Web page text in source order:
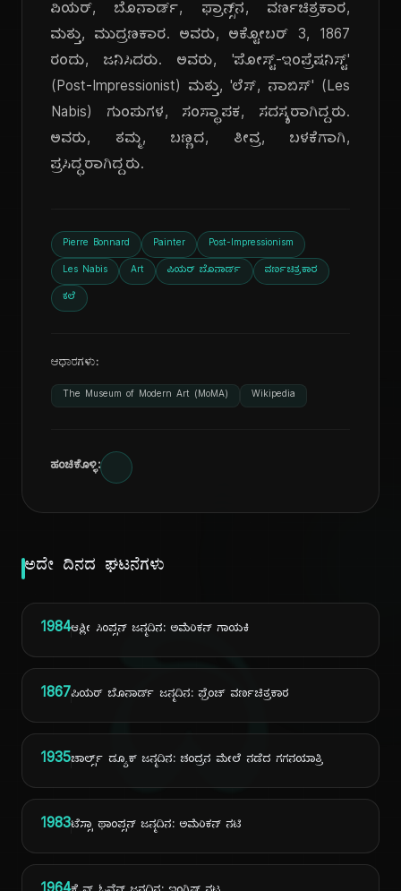
ದಿ
ಪಿಯರ್, ಬೊನಾರ್ಡ್, ಫ್ರಾನ್ಸ್‌ನ, ವರ್ಣಚಿತ್ರಕಾರ,
ಮತ್ತು, ಮುದ್ರಣಕಾರ. ಅವರು, ಅಕ್ಟೋಬರ್ 3, 1867
ರಂದು, ಜನಿಸಿದರು. ಅವರು, 'ಪೋಸ್ಟ್-ಇಂಪ್ರೆಷನಿಸ್ಟ್'
(Post-Impressionist) ಮತ್ತು, 'ಲೆಸ್, ನಾಬಿಸ್' (Les
Nabis) ಗುಂಪುಗಳ, ಸಂಸ್ಥಾಪಕ, ಸದಸ್ಯರಾಗಿದ್ದರು.
ಅವರು, ತಮ್ಮ, ಬಣ್ಣದ, ತೀವ್ರ, ಬಳಕೆಗಾಗಿ,
ಪ್ರಸಿದ್ಧರಾಗಿದ್ದರು.
Pierre Bonnard Painter Post-Impressionism
Les Nabis Art ಪಿಯರ್ ಬೊನಾರ್ಡ್ ವರ್ಣಚಿತ್ರಕಾರ
ಕಲೆ
ಆಧಾರಗಳು:
The Museum of Modern Art (MoMA) Wikipedia
ಹಂಚಿಕೊಳ್ಳಿ:
ಅದೇ ದಿನದ ಘಟನೆಗಳು
1984ಆಶ್ಲೀ ಸಿಂಪ್ಸನ್ ಜನ್ಮದಿನ: ಅಮೆರಿಕನ್ ಗಾಯಕಿ
1867ಪಿಯರ್ ಬೊನಾರ್ಡ್ ಜನ್ಮದಿನ: ಫ್ರೆಂಚ್ ವರ್ಣಚಿತ್ರಕಾರ
1935ಚಾರ್ಲ್ಸ್ ಡ್ಯೂಕ್ ಜನ್ಮದಿನ: ಚಂದ್ರನ ಮೇಲೆ ನಡೆದ ಗಗನಯಾತ್ರಿ
1983ಟೆಸ್ಸಾ ಥಾಂಪ್ಸನ್ ಜನ್ಮದಿನ: ಅಮೆರಿಕನ್ ನಟಿ